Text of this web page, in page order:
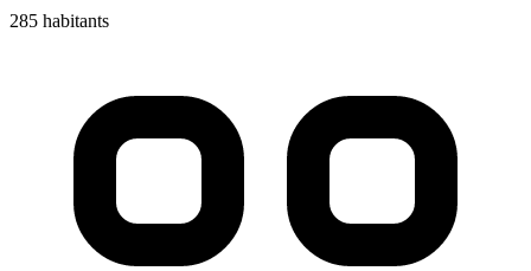
285 habitants